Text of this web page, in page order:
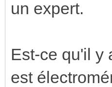
un expert.
Est-ce qu'il y
est